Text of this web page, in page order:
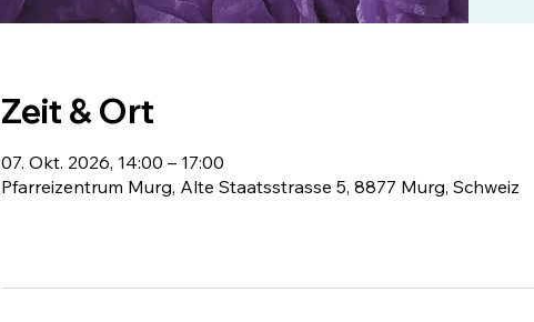
Zeit & Ort
07. Okt. 2026, 14:00 – 17:00
Pfarreizentrum Murg, Alte Staatsstrasse 5, 8877 Murg, Schweiz